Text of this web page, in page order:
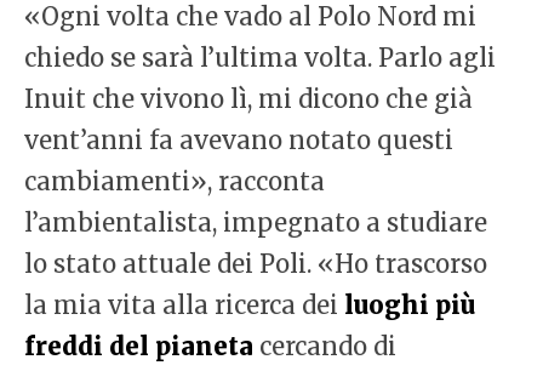
«Ogni volta che vado al Polo Nord mi
chiedo se sarà l’ultima volta. Parlo agli
Inuit che vivono lì, mi dicono che già
vent’anni fa avevano notato questi
cambiamenti», racconta
l’ambientalista, impegnato a studiare
lo stato attuale dei Poli. «Ho trascorso
la mia vita alla ricerca dei luoghi più
freddi del pianeta cercando di